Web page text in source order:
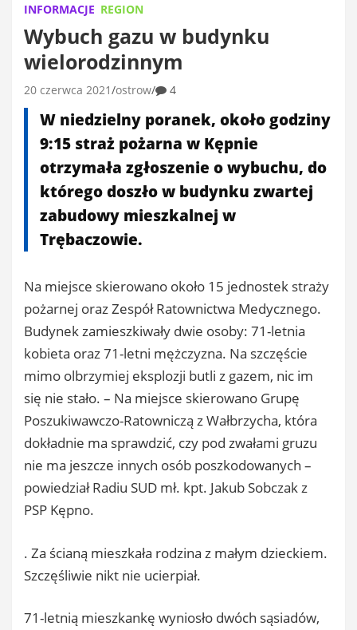
INFORMACJE REGION
Wybuch gazu w budynku
wielorodzinnym
20 czerwca 2021 ostrow 4
W niedzielny poranek, około godziny
9:15 straż pożarna w Kępnie
otrzymała zgłoszenie o wybuchu, do
którego doszło w budynku zwartej
zabudowy mieszkalnej w
Trębaczowie.
Na miejsce skierowano około 15 jednostek straży
pożarnej oraz Zespół Ratownictwa Medycznego.
Budynek zamieszkiwały dwie osoby: 71-letnia
kobieta oraz 71-letni mężczyzna. Na szczęście
mimo olbrzymiej eksplozji butli z gazem, nic im
się nie stało. – Na miejsce skierowano Grupę
Poszukiwawczo-Ratowniczą z Wałbrzycha, która
dokładnie ma sprawdzić, czy pod zwałami gruzu
nie ma jeszcze innych osób poszkodowanych –
powiedział Radiu SUD mł. kpt. Jakub Sobczak z
PSP Kępno.
. Za ścianą mieszkała rodzina z małym dzieckiem.
Szczęśliwie nikt nie ucierpiał.
71-letnią mieszkankę wyniosło dwóch sąsiadów,